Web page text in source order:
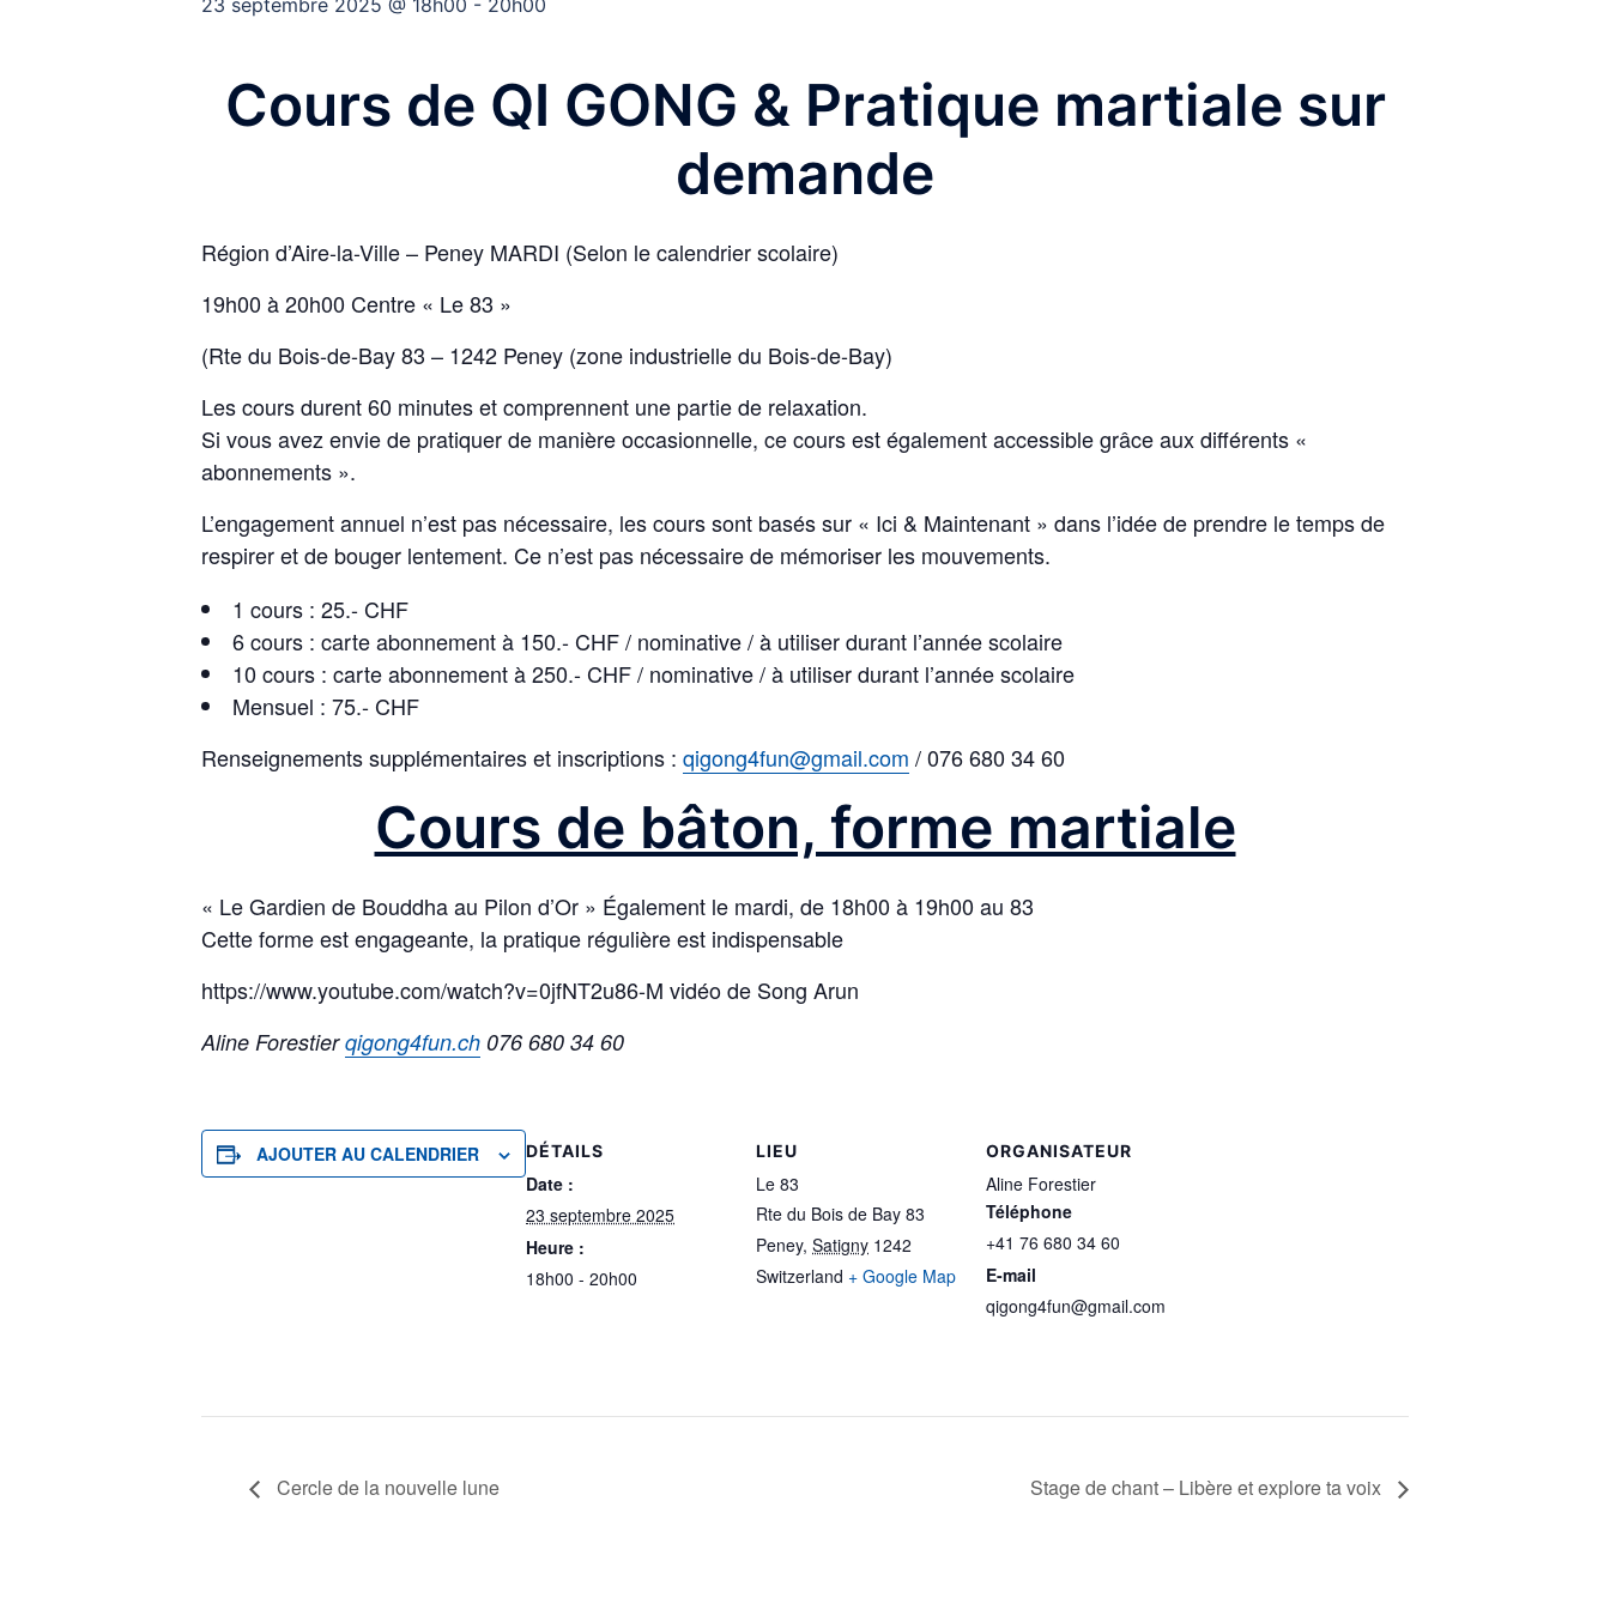
Cours de QI GONG & Pratique martiale sur
demande
Région d’Aire-la-Ville – Peney MARDI (Selon le calendrier scolaire)
19h00 à 20h00 Centre « Le 83 »
(Rte du Bois-de-Bay 83 – 1242 Peney (zone industrielle du Bois-de-Bay)
Les cours durent 60 minutes et comprennent une partie de relaxation.
Si vous avez envie de pratiquer de manière occasionnelle, ce cours est également accessible grâce aux différents «
abonnements ».
L’engagement annuel n’est pas nécessaire, les cours sont basés sur « Ici & Maintenant » dans l’idée de prendre le temps de
respirer et de bouger lentement. Ce n’est pas nécessaire de mémoriser les mouvements.
1 cours : 25.- CHF
6 cours : carte abonnement à 150.- CHF / nominative / à utiliser durant l’année scolaire
10 cours : carte abonnement à 250.- CHF / nominative / à utiliser durant l’année scolaire
Mensuel : 75.- CHF
Renseignements supplémentaires et inscriptions : qigong4fun@gmail.com / 076 680 34 60
Cours de bâton, forme martiale
« Le Gardien de Bouddha au Pilon d’Or » Également le mardi, de 18h00 à 19h00 au 83
Cette forme est engageante, la pratique régulière est indispensable
https://www.youtube.com/watch?v=0jfNT2u86-M vidéo de Song Arun
Aline Forestierqigong4fun.ch 076 680 34 60
AJOUTER AU CALENDRIER DÉTAILS
Date :
23 septembre 2025
Heure :
18h00 - 20h00
LIEU
Le 83
Rte du Bois de Bay 83
Peney, Satigny 1242
Switzerland + Google Map
ORGANISATEUR
Aline Forestier
Téléphone
‭+41 76 680 34 60‬
E-mail
qigong4fun@gmail.com
Cercle de la nouvelle lune Stage de chant – Libère et explore ta voix